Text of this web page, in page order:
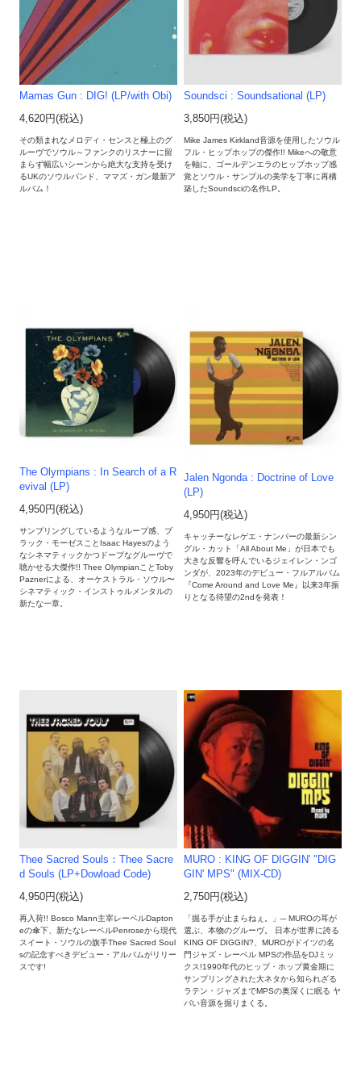
Mamas Gun : DIG! (LP/with Obi)
4,620円(税込)
その類まれなメロディ・センスと極上のグ
ルーヴでソウル～ファンクのリスナーに留
まらず幅広いシーンから絶大な支持を受け
るUKのソウルバンド、ママズ・ガン最新ア
ルバム！
Soundsci : Soundsational (LP)
3,850円(税込)
Mike James Kirkland音源を使用したソウル
フル・ヒップホップの傑作!! Mikeへの敬意
を軸に、ゴールデンエラのヒップホップ感
覚とソウル・サンプルの美学を丁寧に再構
築したSoundsciの名作LP。
The Olympians : In Search of a R
evival (LP)
4,950円(税込)
サンプリングしているようなループ感、ブ
ラック・モーゼスことIsaac Hayesのよう
なシネマティックかつドープなグルーヴで
聴かせる大傑作!! Thee OlympianことToby
Paznerによる、オーケストラル・ソウル〜
シネマティック・インストゥルメンタルの
新たな一章。
Jalen Ngonda : Doctrine of Love
(LP)
4,950円(税込)
キャッチーなレゲエ・ナンバーの最新シン
グル・カット「All About Me」が日本でも
大きな反響を呼んでいるジェイレン・ンゴ
ンダが、2023年のデビュー・フルアルバム
『Come Around and Love Me』以来3年振
りとなる待望の2ndを発表！
Thee Sacred Souls：Thee Sacre
d Souls (LP+Dowload Code)
4,950円(税込)
再入荷!! Bosco Mann主宰レーベルDapton
eの傘下、新たなレーベルPenroseから現代
スイート・ソウルの旗手Thee Sacred Soul
sの記念すべきデビュー・アルバムがリリー
スです!
MURO : KING OF DIGGIN' "DIG
GIN' MPS" (MIX-CD)
2,750円(税込)
「掘る手が止まらねぇ。」─ MUROの耳が
選ぶ、本物のグルーヴ。 日本が世界に誇る
KING OF DIGGIN?、MUROがドイツの名
門ジャズ・レーベル MPSの作品をDJミッ
クス!1990年代のヒップ・ホップ黄金期に
サンプリングされた大ネタから知られざる
ラテン・ジャズまでMPSの奥深くに眠る ヤ
バい音源を掘りまくる。